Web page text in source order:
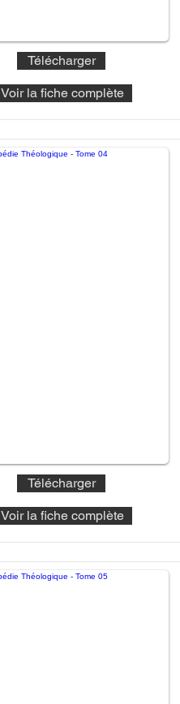
Télécharger
Voir la fiche complète
Télécharger
Voir la fiche complète